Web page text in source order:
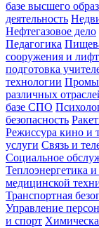
базе высшего
деятельность
Нефтегазовое дело
Педагогика
сооружения и
подготовка
технологии
различных
базе СПО
безопасность
Режиссура кино и
услуги Связь и
Социальное
Теплоэнергетика
медицинской
Транспортная
Управление
и спорт